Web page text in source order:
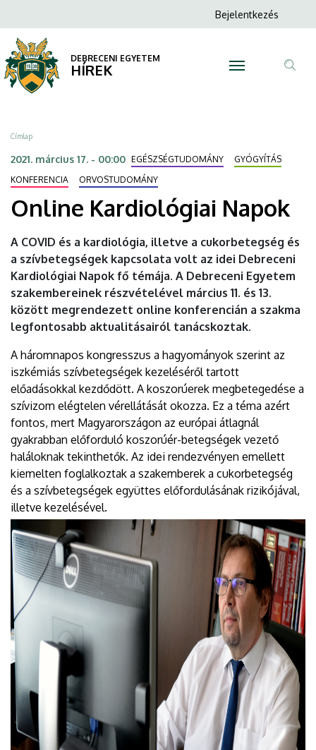
Kardiológiai
Napok
DEBRECENI
EGYETEM
a
tartalomra
Anonim
menüje
Bejelentkezés
DEBRECENI EGYETEM
HÍREK
Morzsa
Címlap
2021. március 17. - 00:00 EGÉSZSÉGTUDOMÁNY
GYÓGYÍTÁS
KONFERENCIA
ORVOSTUDOMÁNY
Online Kardiológiai Napok
A COVID és a kardiológia, illetve a cukorbetegség és
a szívbetegségek kapcsolata volt az idei Debreceni
Kardiológiai Napok fő témája. A Debreceni Egyetem
szakembereinek részvételével március 11. és 13.
között megrendezett online konferencián a szakma
legfontosabb aktualitásairól tanácskoztak.
A háromnapos kongresszus a hagyományok szerint az
iszkémiás szívbetegségek kezeléséről tartott
előadásokkal kezdődött. A koszorúerek megbetegedése a
szívizom elégtelen vérellátását okozza. Ez a téma azért
fontos, mert Magyarországon az európai átlagnál
gyakrabban előforduló koszorúér-betegségek vezető
haláloknak tekinthetők. Az idei rendezvényen emellett
kiemelten foglalkoztak a szakemberek a cukorbetegség
és a szívbetegségek együttes előfordulásának rizikójával,
illetve kezelésével.